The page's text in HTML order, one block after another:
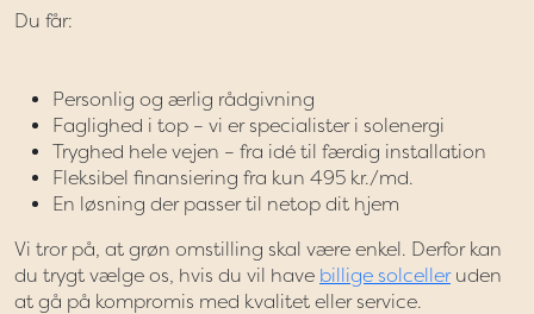
Du får:
Personlig og ærlig rådgivning
Faglighed i top – vi er specialister i solenergi
Tryghed hele vejen – fra idé til færdig installation
Fleksibel finansiering fra kun 495 kr./md.
En løsning der passer til netop dit hjem
Vi tror på, at grøn omstilling skal være enkel. Derfor kan
du trygt vælge os, hvis du vil have billige solcelleruden
at gå på kompromis med kvalitet eller service.